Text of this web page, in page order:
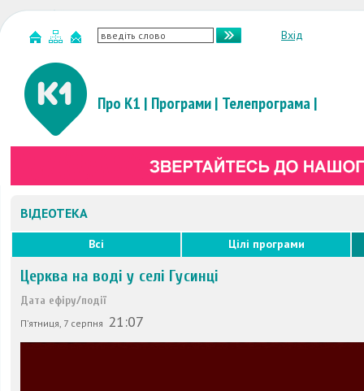
Вхід
Про К1 | Програми| Телепрограма|
ВІДЕОТЕКА
Всі Цілі програми
Церква на воді у селі Гусинці
Дата ефіру/події
П’ятниця, 7 серпня 21:07